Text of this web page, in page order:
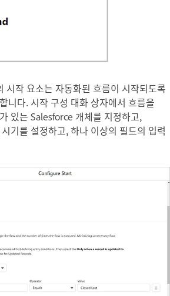
시작 요소는 자동화된 흐름이 시작되도록
니다. 시작 구성 대화 상자에서 흐름을
있는 Salesforce 개체를 지정하고,
기를 설정하고, 하나 이상의 필드의 입력